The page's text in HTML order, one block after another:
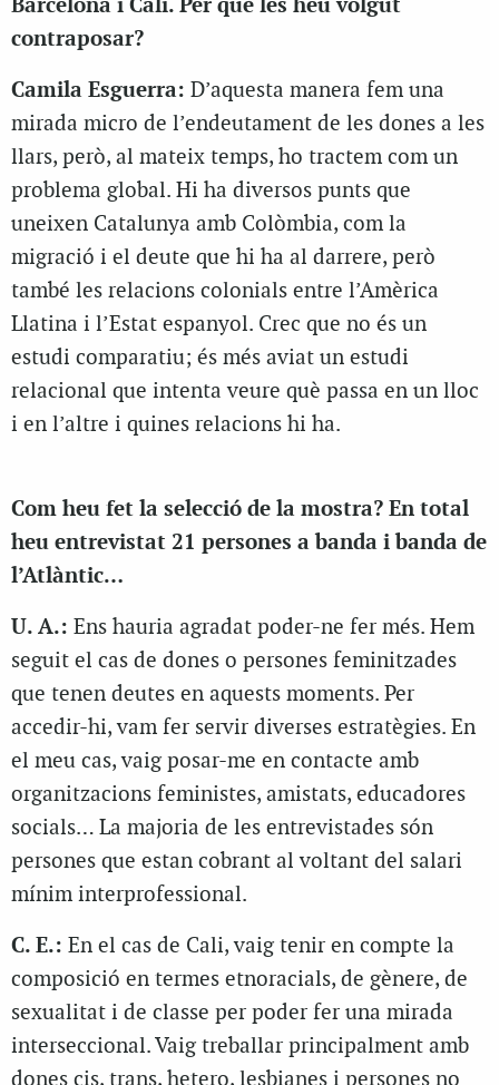
Barcelona i Cali. Per què les heu volgut
contraposar?
Camila Esguerra: D’aquesta manera fem una
mirada micro de l’endeutament de les dones a les
llars, però, al mateix temps, ho tractem com un
problema global. Hi ha diversos punts que
uneixen Catalunya amb Colòmbia, com la
migració i el deute que hi ha al darrere, però
també les relacions colonials entre l’Amèrica
Llatina i l’Estat espanyol. Crec que no és un
estudi comparatiu; és més aviat un estudi
relacional que intenta veure què passa en un lloc
i en l’altre i quines relacions hi ha.
Com heu fet la selecció de la mostra? En total
heu entrevistat 21 persones a banda i banda de
l’Atlàntic…
U. A.: Ens hauria agradat poder-ne fer més. Hem
seguit el cas de dones o persones feminitzades
que tenen deutes en aquests moments. Per
accedir-hi, vam fer servir diverses estratègies. En
el meu cas, vaig posar-me en contacte amb
organitzacions feministes, amistats, educadores
socials… La majoria de les entrevistades són
persones que estan cobrant al voltant del salari
mínim interprofessional.
C. E.: En el cas de Cali, vaig tenir en compte la
composició en termes etnoracials, de gènere, de
sexualitat i de classe per poder fer una mirada
interseccional. Vaig treballar principalment amb
dones cis, trans, hetero, lesbianes i persones no